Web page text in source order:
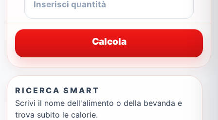
Calcola
RICERCA SMART
Scrivi il nome dell'alimento o della bevanda e
trova subito le calorie.